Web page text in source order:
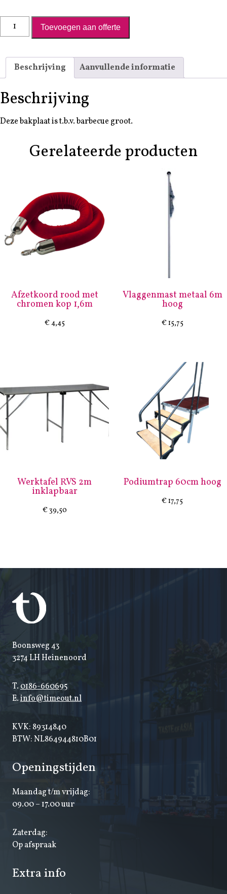
Bakplaat tbv barbecue groot aantal
Toevoegen aan offerte
Beschrijving Aanvullende informatie
Beschrijving
Deze bakplaat is t.b.v. barbecue groot.
Gerelateerde producten
Afzetkoord rood met
chromen kop 1,6m
€4,45
Vlaggenmast metaal 6m
hoog
€15,75
Werktafel RVS 2m
inklapbaar
€39,50
Podiumtrap 60cm hoog
€17,75
Boonsweg 43
3274 LH Heinenoord
T.0186-660695
E.info@timeout.nl
KVK: 89314840
BTW: NL864944810B01
Openingstijden
Maandag t/m vrijdag:
09.00 – 17.00 uur
Zaterdag:
Op afspraak
Extra info